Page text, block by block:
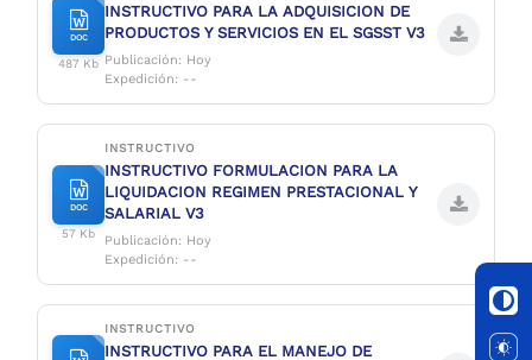
DOC
487 Kb
INSTRUCTIVO PARA LA ADQUISICION DE
PRODUCTOS Y SERVICIOS EN EL SGSST V3
Publicación: Hoy
Expedición: --
DOC
57 Kb
INSTRUCTIVO
INSTRUCTIVO FORMULACION PARA LA
LIQUIDACION REGIMEN PRESTACIONAL Y
SALARIAL V3
Publicación: Hoy
Expedición: --
INSTRUCTIVO
INSTRUCTIVO PARA EL MANEJO DE